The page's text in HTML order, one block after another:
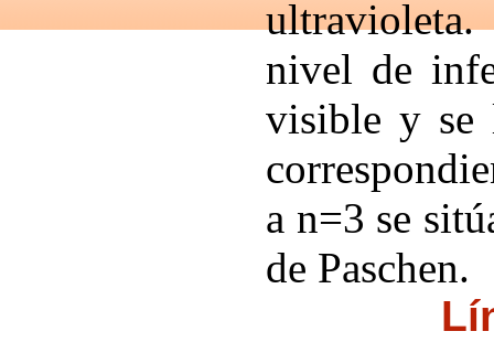
nivel de
visible y se
a n=3 se
de Paschen.